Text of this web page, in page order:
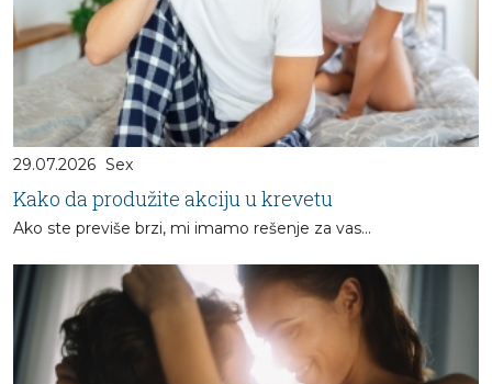
29.07.2026 Sex
Kako da produžite akciju u krevetu
Ako ste previše brzi, mi imamo rešenje za vas...